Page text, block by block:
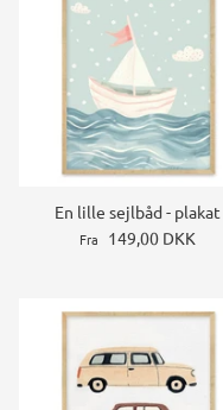
En lille sejlbåd - plakat
Fra 149,00 DKK